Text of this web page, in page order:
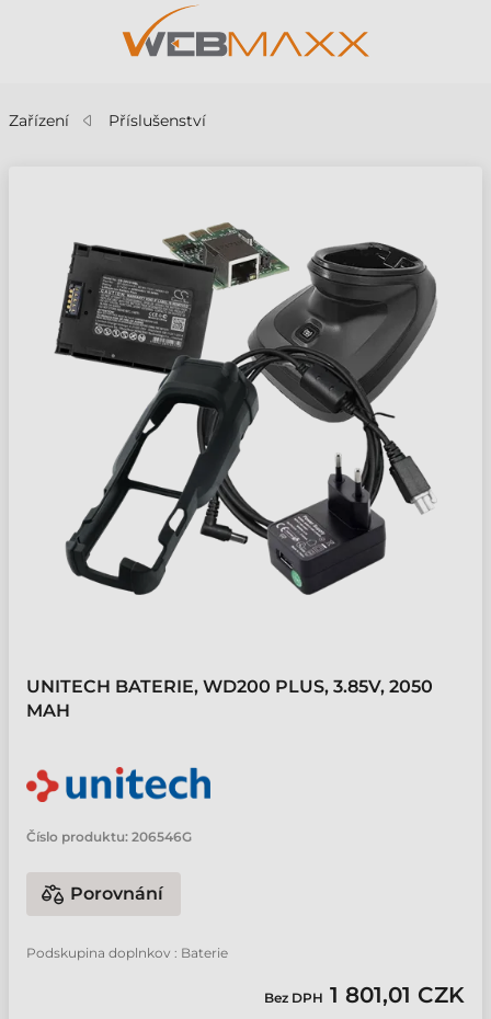
Zařízení Příslušenství
UNITECH BATERIE, WD200 PLUS, 3.85V, 2050
MAH
Číslo produktu: 206546G
Porovnání
Podskupina doplnkov : Baterie
Bez DPH 1 801,01 CZK